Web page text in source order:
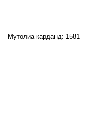
карданд: 1581